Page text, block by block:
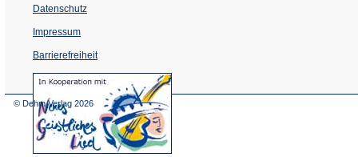
Datenschutz
Impressum
Barrierefreiheit
(Öffnet
in
© Dehm Verlag 2026